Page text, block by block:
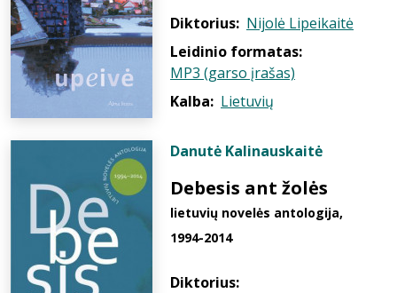
Diktorius: Nijolė Lipeikaitė
Leidinio formatas:
MP3 (garso įrašas)
Kalba: Lietuvių
Danutė Kalinauskaitė
Debesis ant žolės
lietuvių novelės antologija,
1994-2014
Diktorius: